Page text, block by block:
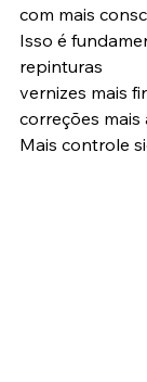
com mais
Isso é
repinturas
vernizes mais
correções mais
Mais controle